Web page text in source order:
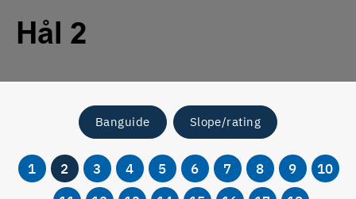
Hål 2
Banguide Slope/rating
1 2 3 4 5 6 7 8 9
10